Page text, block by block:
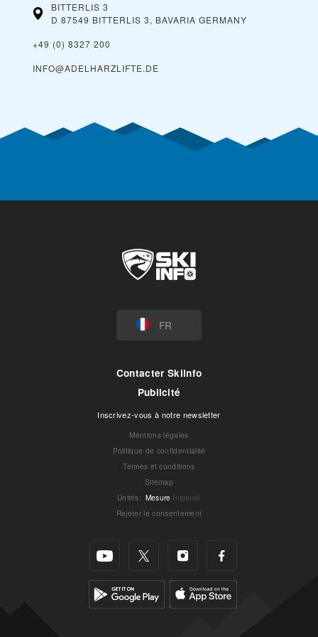
BITTERLIS 3
D 87549 BITTERLIS 3, BAVARIA GERMANY
+49 (0) 8327 200
INFO@ADELHARZLIFTE.DE
FR
Contacter Skiinfo
Publicité
Inscrivez-vous à notre newsletter
Mentions légales
Politique de confidentialité
Termes et conditions
Sitemap
Unités: Mesure Imperial
Rejeter le consentement